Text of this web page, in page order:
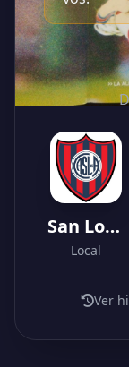
San Lorenzo
Local
Ver